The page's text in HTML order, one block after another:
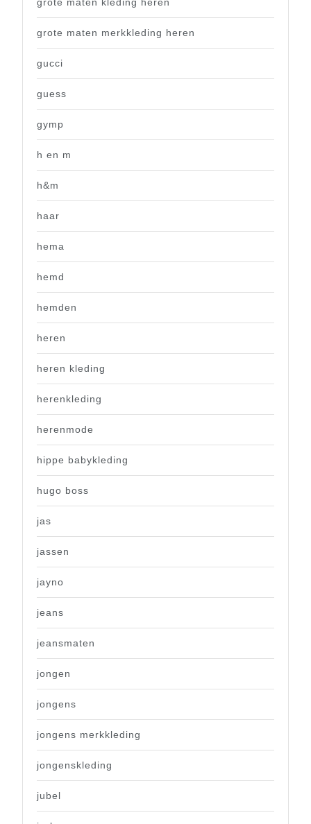
grote maten merkkleding heren
gucci
guess
gymp
h en m
h&m
haar
hema
hemd
hemden
heren
heren kleding
herenkleding
herenmode
hippe babykleding
hugo boss
jas
jassen
jayno
jeans
jeansmaten
jongen
jongens
jongens merkkleding
jongenskleding
jubel